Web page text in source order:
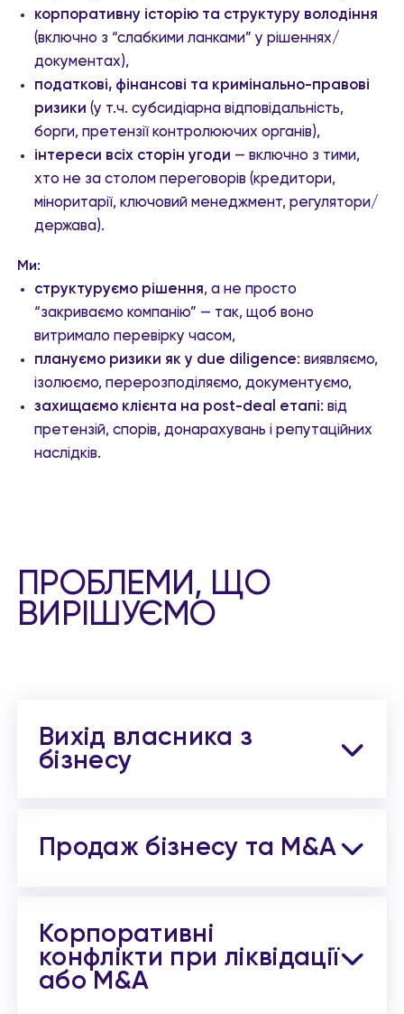
корпоративну історію та структуру володіння
(включно з “слабкими ланками” у рішеннях/
документах),
податкові, фінансові та кримінально-правові
ризики (у т.ч. субсидіарна відповідальність,
борги, претензії контролюючих органів),
інтереси всіх сторін угоди — включно з тими,
хто не за столом переговорів (кредитори,
міноритарії, ключовий менеджмент, регулятори/
держава).
Ми:
структуруємо рішення, а не просто
“закриваємо компанію” — так, щоб воно
витримало перевірку часом,
плануємо ризики як у due diligence: виявляємо,
ізолюємо, перерозподіляємо, документуємо,
захищаємо клієнта на post-deal етапі: від
претензій, спорів, донарахувань і репутаційних
наслідків.
ПРОБЛЕМИ, ЩО
ВИРІШУЄМО
Вихід власника з
бізнесу
Продаж бізнесу та M&A
Корпоративні
конфлікти при ліквідації
або M&A